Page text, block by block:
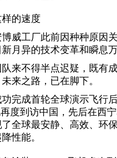
的速度
工厂此前因种种原因
月异的技术变革和瞬息
不得半点迟疑，既有
来之路，已在脚下。
成首轮全球演示飞行
度到访中国，先后在西
全球最安静、高效、环
性能。